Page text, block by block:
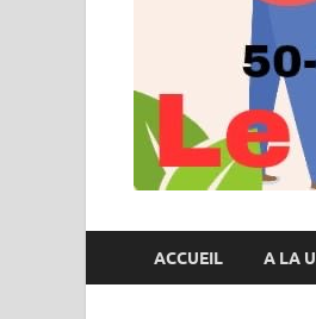
ACCUEIL A LA